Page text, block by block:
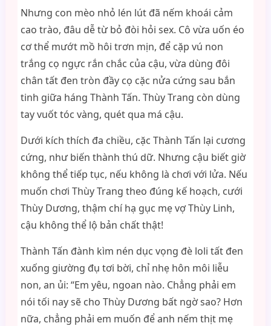
Nhưng con mèo nhỏ lén lút đã nếm khoái cảm
cao trào, đâu dễ từ bỏ đòi hỏi sex. Cô vừa uốn éo
cơ thể mướt mồ hôi trơn mịn, để cặp vú non
trắng cọ ngực rắn chắc của cậu, vừa dùng đôi
chân tất đen tròn đầy cọ cặc nửa cứng sau bắn
tinh giữa háng Thành Tấn. Thùy Trang còn dùng
tay vuốt tóc vàng, quét qua má cậu.
Dưới kích thích đa chiều, cặc Thành Tấn lại cương
cứng, như biến thành thú dữ. Nhưng cậu biết giờ
không thể tiếp tục, nếu không là chơi với lửa. Nếu
muốn chơi Thùy Trang theo đúng kế hoạch, cưới
Thùy Dương, thậm chí hạ gục mẹ vợ Thùy Linh,
cậu không thể lộ bản chất thật!
Thành Tấn đành kìm nén dục vọng đè loli tất đen
xuống giường đụ tơi bời, chỉ nhẹ hôn môi liễu
non, an ủi: “Em yêu, ngoan nào. Chẳng phải em
nói tối nay sẽ cho Thùy Dương bất ngờ sao? Hơn
nữa, chẳng phải em muốn để anh nếm thịt mẹ